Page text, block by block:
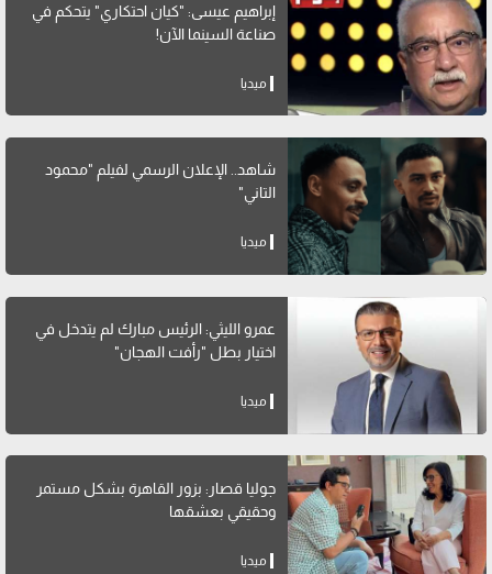
إبراهيم عيسى: "كيان احتكاري" يتحكم في
صناعة السينما الآن!
ميديا
شاهد.. الإعلان الرسمي لفيلم "محمود
التاني"
ميديا
عمرو الليثي: الرئيس مبارك لم يتدخل في
اختيار بطل "رأفت الهجان"
ميديا
جوليا قصار: بزور القاهرة بشكل مستمر
وحقيقي بعشقها
ميديا